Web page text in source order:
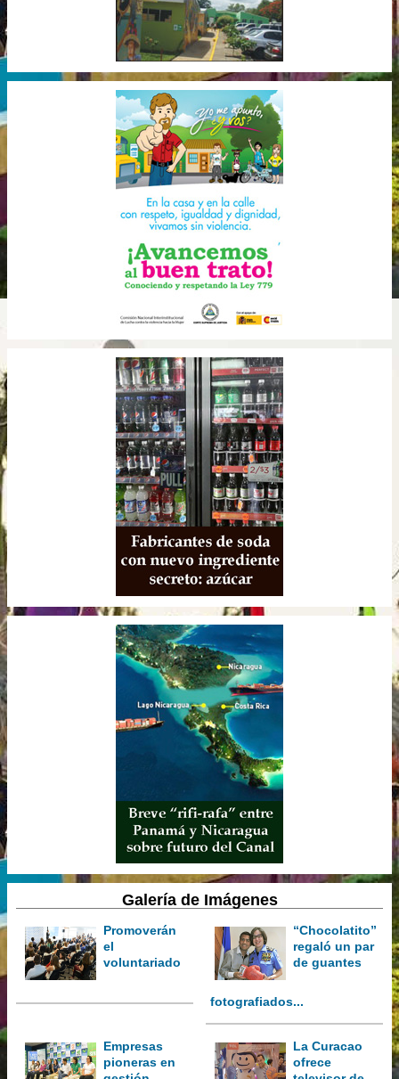
Galería de Imágenes
Promoverán
el
voluntariado
“Chocolatito”
regaló un par
de guantes
fotografiados...
Empresas
pioneras en
La Curacao
ofrece